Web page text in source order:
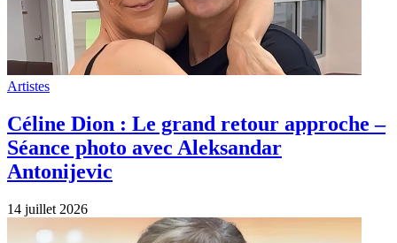
Artistes
Céline Dion : Le grand retour approche –
Séance photo avec Aleksandar
Antonijevic
14 juillet 2026